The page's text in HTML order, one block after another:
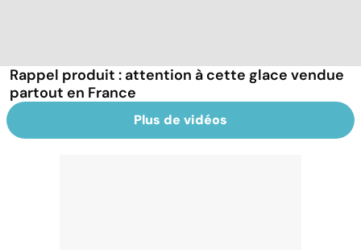
Rappel produit : attention à cette glace vendue
partout en France
Plus de vidéos